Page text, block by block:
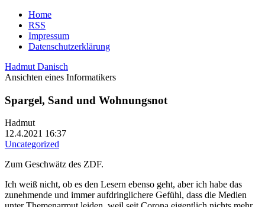
Home
RSS
Impressum
Datenschutzerklärung
Hadmut Danisch
Ansichten eines Informatikers
Spargel, Sand und Wohnungsnot
Hadmut
12.4.2021 16:37
Uncategorized
Zum Geschwätz des ZDF.
Ich weiß nicht, ob es den Lesern ebenso geht, aber ich habe das
zunehmende und immer aufdringlichere Gefühl, dass die Medien